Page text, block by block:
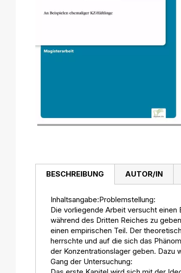
BESCHREIBUNG
Inhaltsangabe:Problemstellung:
Die vorliegende Arbeit versucht einen
während des Dritten Reiches zu
einen empirischen Teil. Der
herrschte und auf die sich das
der Konzentrationslager geben. Dazu
Gang der Untersuchung:
AUTOR/IN